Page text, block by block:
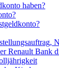
haben?
Renault Bank